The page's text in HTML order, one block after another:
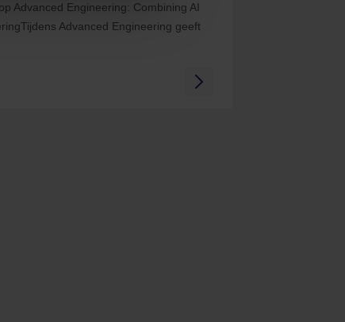
Advanced Engineering: Combining AI
Advanced Engineering geeft